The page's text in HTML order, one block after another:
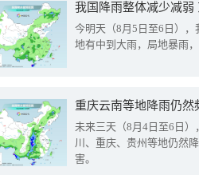
我国降雨整体减少减弱
今明天（8月5日至6日）
地有中到大雨，局地暴雨
重庆云南等地降雨仍然
未来三天（8月4日至6日
川、重庆、贵州等地仍然
害。